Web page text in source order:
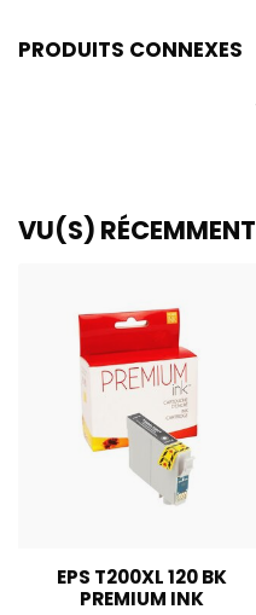
PRODUITS CONNEXES
VU(S) RÉCEMMENT
EPS T200XL 120 BK
PREMIUM INK